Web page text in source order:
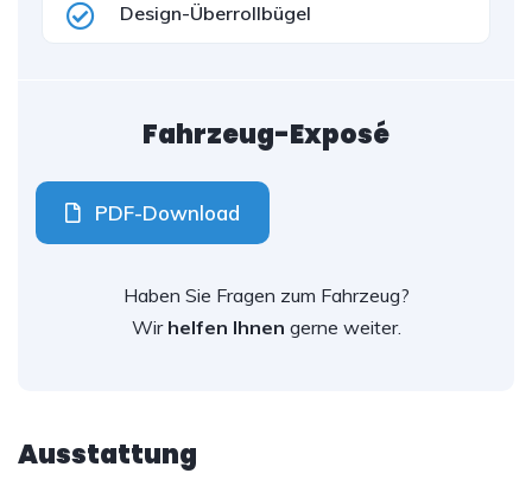
Design-Überrollbügel
Fahrzeug-Exposé
PDF-Download
Haben Sie Fragen zum Fahrzeug?
Wir helfen Ihnen gerne weiter.
Ausstattung